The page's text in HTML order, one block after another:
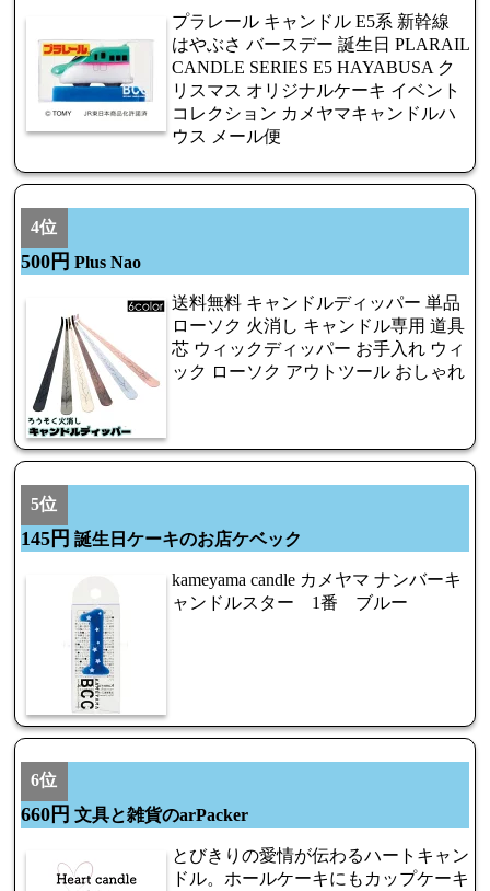
プラレール キャンドル E5系 新幹線
はやぶさ バースデー 誕生日 PLARAIL
CANDLE SERIES E5 HAYABUSA ク
リスマス オリジナルケーキ イベント
コレクション カメヤマキャンドルハ
ウス メール便
4位
500円 Plus Nao
送料無料 キャンドルディッパー 単品
ローソク 火消し キャンドル専用 道具
芯 ウィックディッパー お手入れ ウィ
ック ローソク アウトツール おしゃれ
5位
145円 誕生日ケーキのお店ケベック
kameyama candle カメヤマ ナンバーキ
ャンドルスター 1番 ブルー
6位
660円 文具と雑貨のarPacker
とびきりの愛情が伝わるハートキャン
ドル。ホールケーキにもカップケーキ